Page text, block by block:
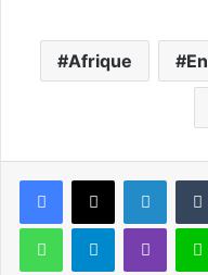
Afrique
Facebook
X
WhatsAppTelegramViber